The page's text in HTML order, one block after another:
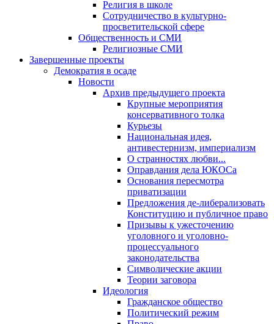
Религия в школе
Сотрудничество в культурно-
просветительской сфере
Общественность и СМИ
Религиозные СМИ
Завершенные проекты
Демократия в осаде
Новости
Архив предыдущего проекта
Крупные мероприятия
консервативного толка
Курьезы
Национальная идея,
антивестернизм, империализм
О странностях любви...
Оправдания дела ЮКОСа
Основания пересмотра
приватизации
Предложения де-либерализовать
Конституцию и публичное право
Призывы к ужесточению
уголовного и уголовно-
процессуального
законодательства
Символические акции
Теории заговора
Идеология
Гражданское общество
Политический режим